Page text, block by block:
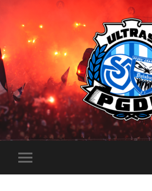
Mobile-
Menü